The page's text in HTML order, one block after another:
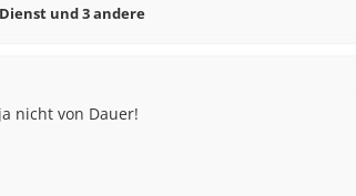
und 3 andere
nicht von Dauer!